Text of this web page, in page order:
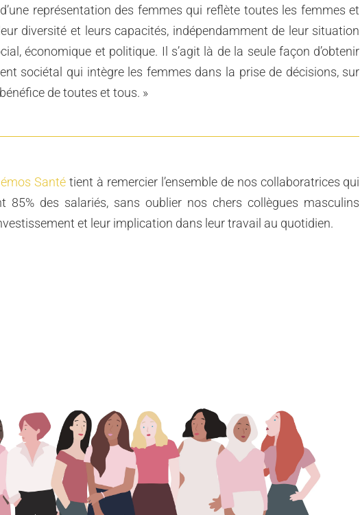
représentation des femmes qui reflète toutes les femmes et
diversité et leurs capacités, indépendamment de leur situation
économique et politique. Il s’agit là de la seule façon d’obtenir
sociétal qui intègre les femmes dans la prise de décisions, sur
de toutes et tous. »
Santé tient à remercier l’ensemble de nos collaboratrices qui
85% des salariés, sans oublier nos chers collègues masculins
et leur implication dans leur travail au quotidien.